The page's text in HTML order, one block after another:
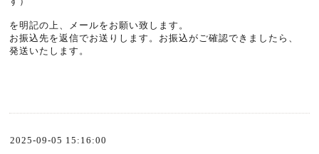
を明記の上、メールをお願い致します。
お振込先を返信でお送りします。お振込がご確認できましたら、
発送いたします。
2025-09-05 15:16:00